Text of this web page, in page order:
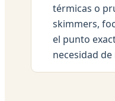
térmicas o
skimmers,
el punto
necesidad